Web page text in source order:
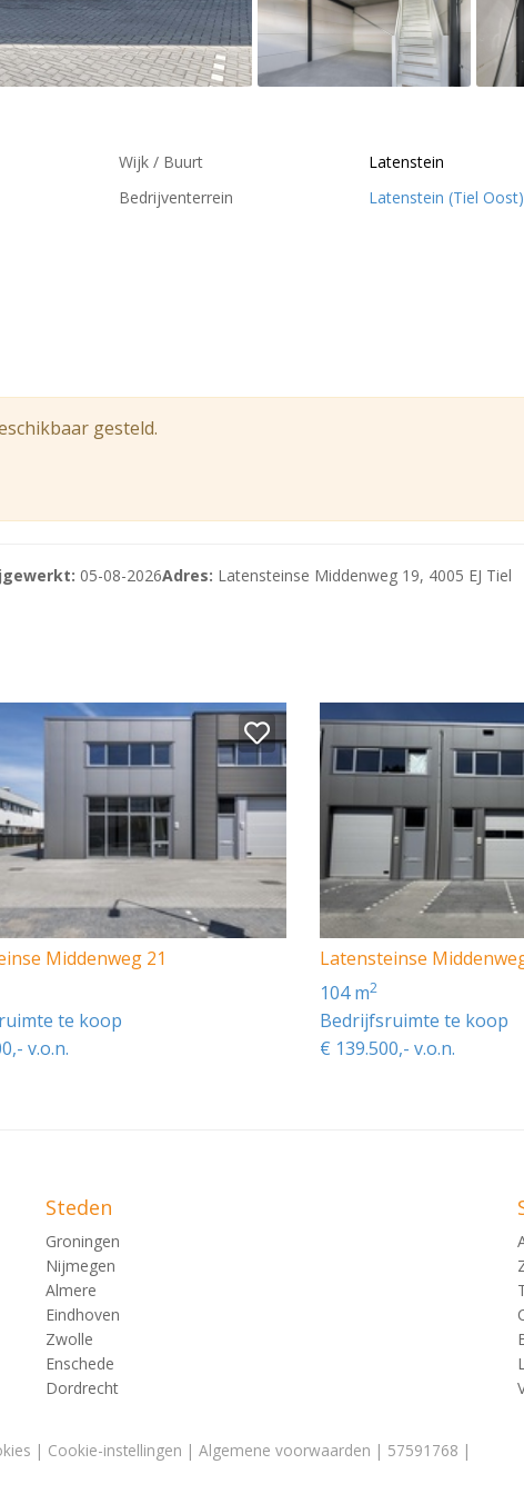
Wijk / Buurt
Latenstein
Bedrijventerrein
Latenstein (Tiel Oost)
gesteld.
05-08-2026Adres: Latensteinse Middenweg 19, 4005 EJ Tiel
Middenweg 21
te koop
v.o.n.
Latensteinse
104 m2
Bedrijfsruimte te koop
€ 139.500,- v.o.n.
Steden
Groningen
Nijmegen
Almere
Eindhoven
Zwolle
Enschede
Dordrecht
| Cookie-instellingen | Algemene voorwaarden | 57591768 |